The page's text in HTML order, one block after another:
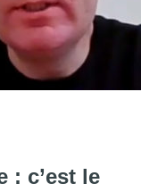
: c’est le